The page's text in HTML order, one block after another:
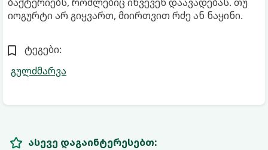
იოგურტი არ გიყვართ, მიირთვით რძე ან ნაყინი.
ტეგები:
გულძმარვა
ასევე დაგაინტერესებთ: